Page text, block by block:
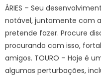
ÁRIES – Seu
notável, juntamente com
pretende fazer. Procure
procurando com isso,
amigos. TOURO – Hoje é
algumas perturbações,